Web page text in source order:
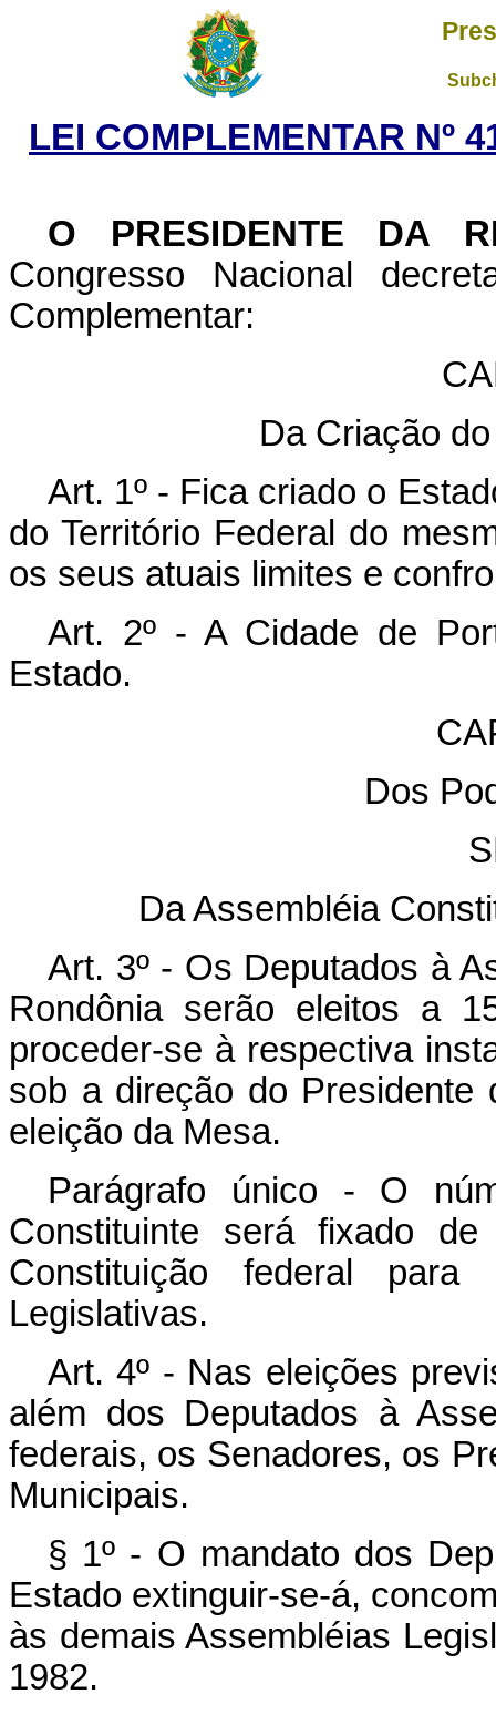
LEI COMPLEMENTAR Nº
O PRESIDENTE DA
Congresso Nacional
Complementar:
Da Criação
Art. 1º - Fica criado o
do Território Federal do
os seus atuais limites e
Art. 2º - A Cidade de
Estado.
Dos
Da Assembléia
Art. 3º - Os Deputados à
Rondônia serão eleitos a
proceder-se à respectiva
sob a direção do Presidente
eleição da Mesa.
Parágrafo único - O
Constituinte será fixado
Constituição federal para
Legislativas.
Art. 4º - Nas eleições
além dos Deputados à
federais, os Senadores, os
Municipais.
§ 1º - O mandato dos
Estado extinguir-se-á,
às demais Assembléias
1982.